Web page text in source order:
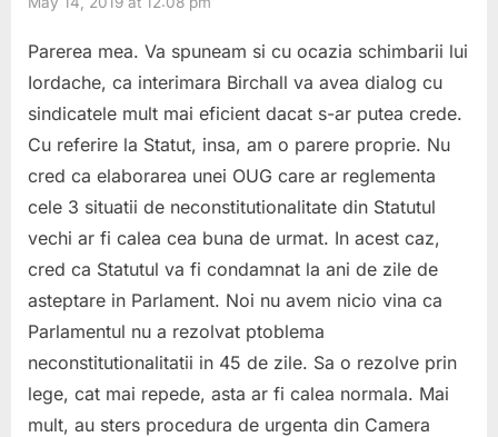
Parerea mea. Va spuneam si cu ocazia schimbarii lui
Iordache, ca interimara Birchall va avea dialog cu
sindicatele mult mai eficient dacat s-ar putea crede.
Cu referire la Statut, insa, am o parere proprie. Nu
cred ca elaborarea unei OUG care ar reglementa
cele 3 situatii de neconstitutionalitate din Statutul
vechi ar fi calea cea buna de urmat. In acest caz,
cred ca Statutul va fi condamnat la ani de zile de
asteptare in Parlament. Noi nu avem nicio vina ca
Parlamentul nu a rezolvat ptoblema
neconstitutionalitatii in 45 de zile. Sa o rezolve prin
lege, cat mai repede, asta ar fi calea normala. Mai
mult, au sters procedura de urgenta din Camera